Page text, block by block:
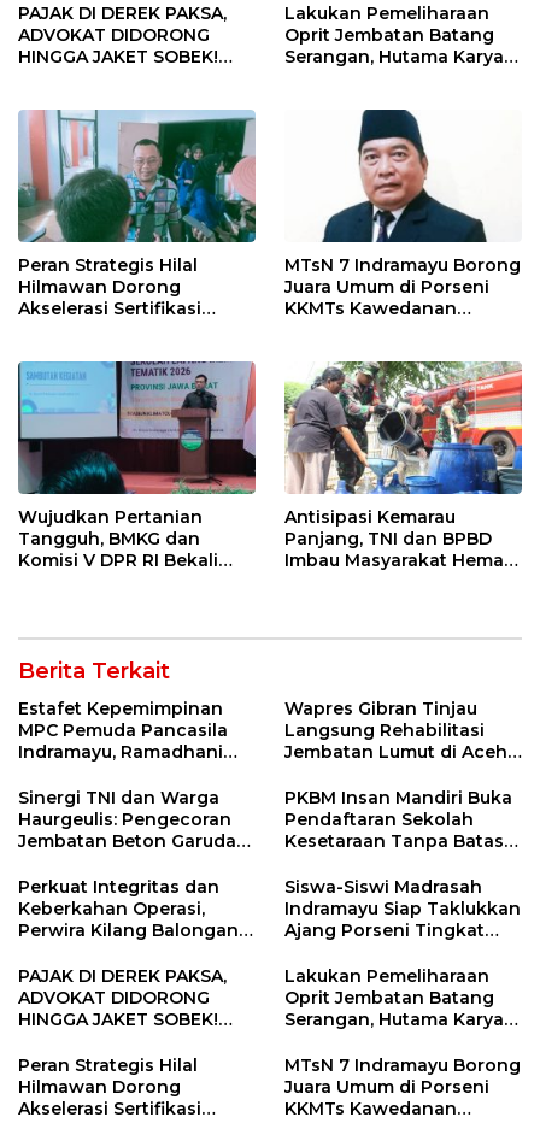
PAJAK DI DEREK PAKSA,
ADVOKAT DIDORONG
HINGGA JAKET SOBEK!
Pekanbaru!
Lakukan Pemeliharaan
Oprit Jembatan Batang
Serangan, Hutama Karya
Peran Strategis Hilal
Hilmawan Dorong
Akselerasi Sertifikasi
Indramayu
MTsN 7 Indramayu Borong
Juara Umum di Porseni
KKMTs Kawedanan
Wujudkan Pertanian
Tangguh, BMKG dan
Komisi V DPR RI Bekali
Antisipasi Kemarau
Panjang, TNI dan BPBD
Imbau Masyarakat Hemat
Berita Terkait
Estafet Kepemimpinan
MPC Pemuda Pancasila
Indramayu, Ramadhani
Pimpin Organisasi Lewat
Muscablub
Wapres Gibran Tinjau
Langsung Rehabilitasi
Jembatan Lumut di Aceh
Konektivitas Pulih Cepat
Sinergi TNI dan Warga
Haurgeulis: Pengecoran
Jembatan Beton Garuda
PKBM Insan Mandiri Buka
Pendaftaran Sekolah
Kesetaraan Tanpa Batas
Perkuat Integritas dan
Keberkahan Operasi,
Perwira Kilang Balongan
Siswa-Siswi Madrasah
Indramayu Siap Taklukkan
Ajang Porseni Tingkat
PAJAK DI DEREK PAKSA,
ADVOKAT DIDORONG
HINGGA JAKET SOBEK!
Ngamuk Kepung Polresta
Pekanbaru!
Lakukan Pemeliharaan
Oprit Jembatan Batang
Serangan, Hutama Karya
55 Tol Binjai–Langsa
Peran Strategis Hilal
Hilmawan Dorong
Akselerasi Sertifikasi
MTsN 7 Indramayu Borong
Juara Umum di Porseni
KKMTs Kawedanan